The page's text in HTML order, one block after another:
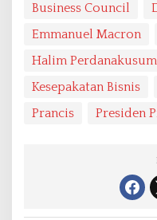
Business Council
Emmanuel Macron
Halim
Kesepakatan Bisnis
Prancis
Presiden